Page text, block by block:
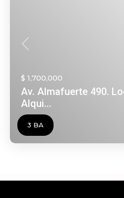
Anterior
$ 1,700,000
Av. Almafuerte 490.
Alqui...
3 BA